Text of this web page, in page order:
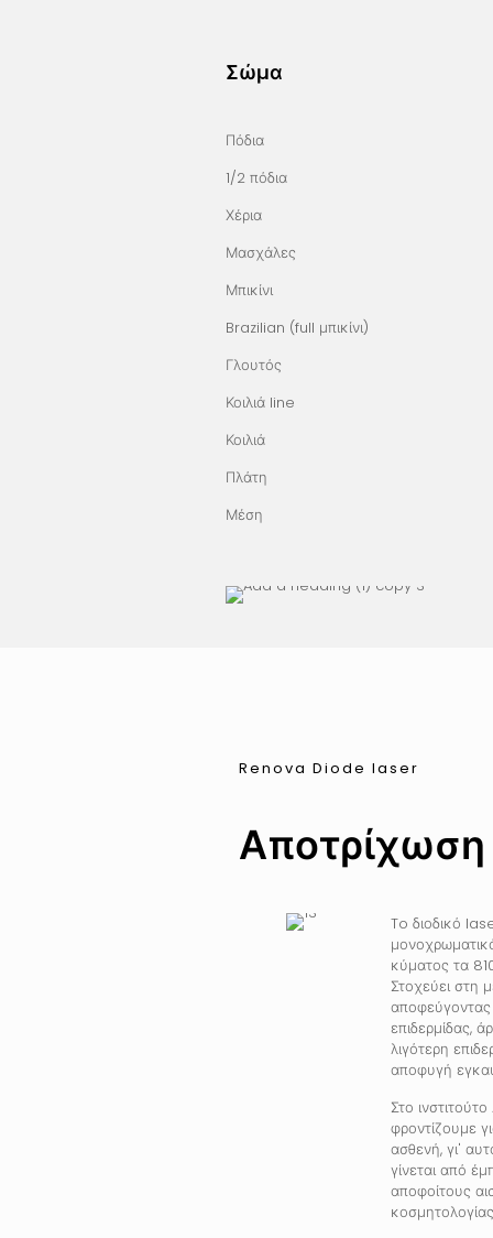
Σώμα
Πόδια
1/2 πόδια
Χέρια
Μασχάλες
Μπικίνι
Brazilian (full μπικίνι)
Γλουτός
Κοιλιά line
Κοιλιά
Πλάτη
Μέση
Renova Diode laser
To διοδικό
κύματος τα
Στοχεύει στη
αποφεύγοντας
επιδερμίδας,
λιγότερη
αποφυγή
Στο
φροντίζουμε
ασθενή, γι'
γίνεται από
αποφοίτους